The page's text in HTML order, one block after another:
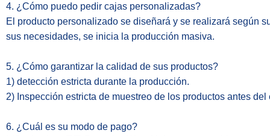
4. ¿Cómo puedo pedir cajas personalizadas?
El producto personalizado se diseñará y se realizará según
sus necesidades, se inicia la producción masiva.
5. ¿Cómo garantizar la calidad de sus productos?
1) detección estricta durante la producción.
2) Inspección estricta de muestreo de los productos antes
6. ¿Cuál es su modo de pago?